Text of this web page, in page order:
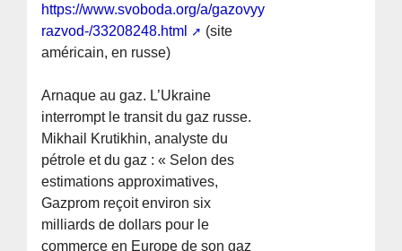
https://www.svoboda.org/a/gazovyy-
razvod-/33208248.html
(site
américain, en russe)
Arnaque au gaz. L’Ukraine
interrompt le transit du gaz russe.
Mikhail Krutikhin, analyste du
pétrole et du gaz : « Selon des
estimations approximatives,
Gazprom reçoit environ six
milliards de dollars pour le
commerce en Europe de son gaz